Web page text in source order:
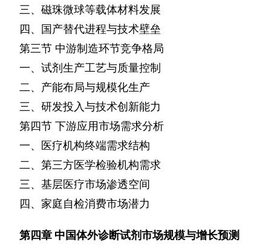
三、磁珠微球等载体材料发展
四、国产替代进程与技术壁垒
第三节 中游制造环节竞争格局
一、试剂生产工艺与质量控制
二、产能布局与规模化生产
三、研发投入与技术创新能力
第四节 下游应用市场需求分析
一、医疗机构终端需求结构
二、第三方医学检验机构需求
三、基层医疗市场渗透空间
四、家庭自检消费市场潜力
第四章 中国体外诊断试剂市场规模与增长预测